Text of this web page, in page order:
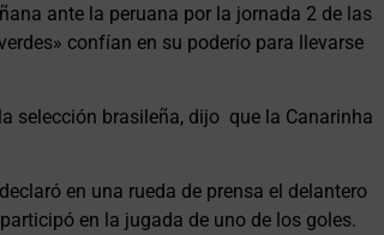
ante la peruana por la jornada 2 de las
confían en su poderío para llevarse
selección brasileña, dijo que la Canarinha
en una rueda de prensa el delantero
en la jugada de uno de los goles.